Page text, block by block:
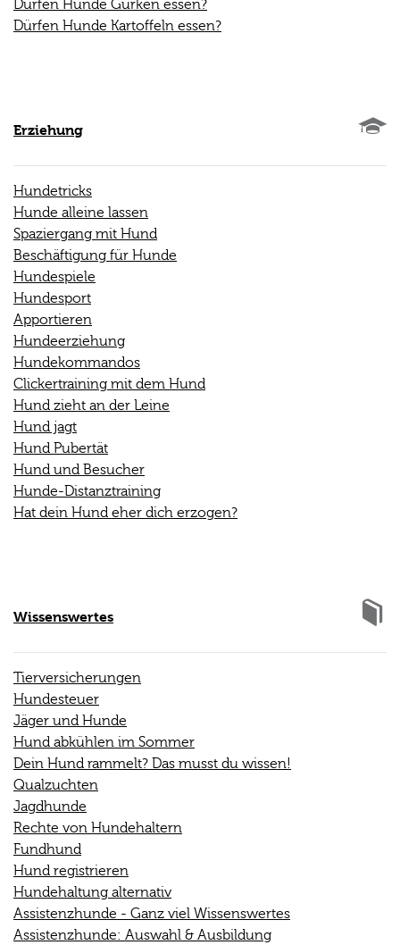
Dürfen Hunde Gurken essen?
Dürfen Hunde Kartoffeln essen?
Erziehung
Hundetricks
Hunde alleine lassen
Spaziergang mit Hund
Beschäftigung für Hunde
Hundespiele
Hundesport
Apportieren
Hundeerziehung
Hundekommandos
Clickertraining mit dem Hund
Hund zieht an der Leine
Hund jagt
Hund Pubertät
Hund und Besucher
Hunde-Distanztraining
Hat dein Hund eher dich erzogen?
Wissenswertes
Tierversicherungen
Hundesteuer
Jäger und Hunde
Hund abkühlen im Sommer
Dein Hund rammelt? Das musst du wissen!
Qualzuchten
Jagdhunde
Rechte von Hundehaltern
Fundhund
Hund registrieren
Hundehaltung alternativ
Assistenzhunde - Ganz viel Wissenswertes
Assistenzhunde: Auswahl & Ausbildung